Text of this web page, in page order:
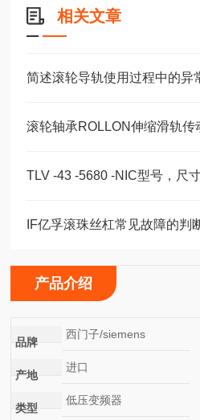
相关文章
简述滚轮导轨使用过程中的异
IF亿孚滚珠丝杠常见故障的判
产品介绍
品牌
西门子/siemens
产地
进口
类型
低压变频器